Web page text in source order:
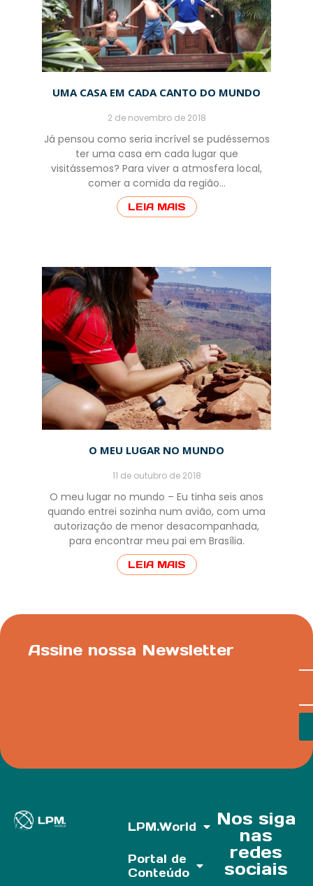
UMA CASA EM CADA CANTO DO MUNDO
2 de novembro de 2018
Já pensou como seria incrível se pudéssemos
ter uma casa em cada lugar que
visitássemos? Para viver a atmosfera local,
comer a comida da região…
LEIA MAIS
O MEU LUGAR NO MUNDO
11 de outubro de 2018
O meu lugar no mundo – Eu tinha seis anos
quando entrei sozinha num avião, com uma
autorização de menor desacompanhada,
para encontrar meu pai em Brasília.
LEIA MAIS
Assine nossa Newsletter
LPM.World
Portal de
Conteúdo
Nos siga
nas
redes
sociais